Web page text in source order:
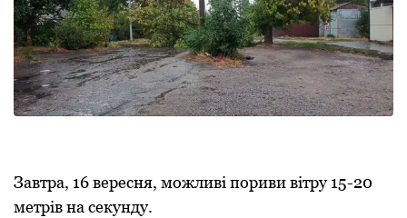
Завтра, 16 вересня, можливі пориви вітру 15-20
метрів на секунду.